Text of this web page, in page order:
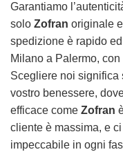
Garantiamo
solo Zofran originale
spedizione è rapido
Milano a Palermo,
Scegliere noi significa
vostro benessere,
efficace come Zofran
cliente è massima, e
impeccabile in ogni